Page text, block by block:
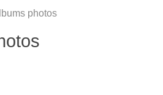
photos